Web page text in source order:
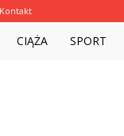
Kontakt
CIĄŻA SPORT